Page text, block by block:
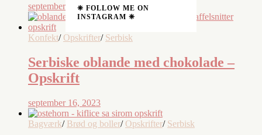
september 23, 2023
Konfekt/ Opskrifter/ Serbisk
Serbiske oblande med chokolade –
Opskrift
september 16, 2023
Bagværk/ Brød og boller/ Opskrifter/ Serbisk
❈ FOLLOW ME ON
INSTAGRAM ❈